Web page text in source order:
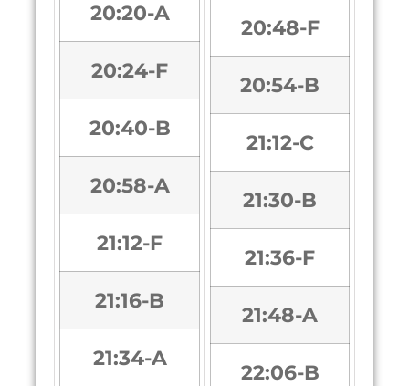
20:20-A
20:24-F
20:40-B
20:58-A
21:12-F
21:16-B
21:34-A
20:48-F
20:54-B
21:12-C
21:30-B
21:36-F
21:48-A
22:06-B